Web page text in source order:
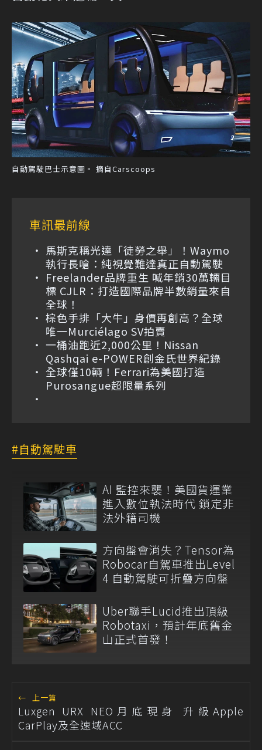
自動駕駛巴士示意圖。 摘自Carscoops
車訊最前線
馬斯克稱光達「徒勞之舉」！Waymo
執行長嗆：純視覺難達真正自動駕駛
Freelander品牌重生 喊年銷30萬輛目
標 CJLR：打造國際品牌半數銷量來自
全球！
棕色手排「大牛」身價再創高？全球
唯一Murciélago SV拍賣
一桶油跑近2,000公里！Nissan
Qashqai e-POWER創金氏世界紀錄
全球僅10輛！Ferrari為美國打造
Purosangue超限量系列
自動駕駛車
AI 監控來襲！美國貨運業
進入數位執法時代 鎖定非
法外籍司機
方向盤會消失？Tensor為
Robocar自駕車推出Level
4 自動駕駛可折疊方向盤
Uber聯手Lucid推出頂級
Robotaxi，預計年底舊金
山正式首發！
← 上一篇
Luxgen URX NEO月底現身 升級Apple
CarPlay及全速域ACC